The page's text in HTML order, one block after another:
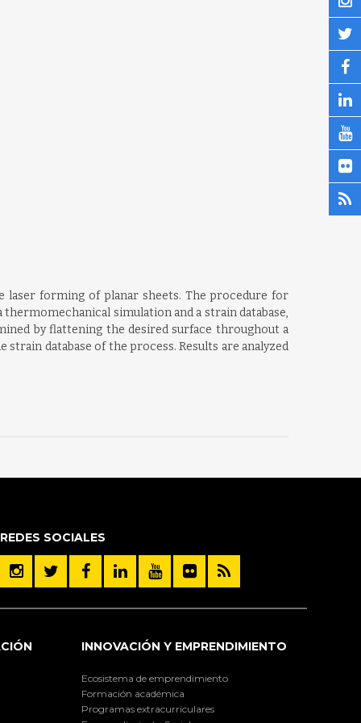
laser forming of planar sheets. The procedure for
simulation and a strain database,
by flattening the desired surface throughout a
database of the process. Results are analyzed
REDES SOCIALES
INNOVACIÓN Y EMPRENDIMIENTO
Ecosistema de emprendimiento
Formación académica
Programas extracurriculares